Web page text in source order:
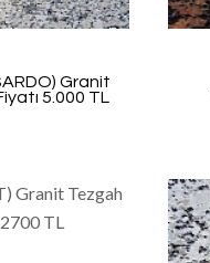
Granit
5.000 TL